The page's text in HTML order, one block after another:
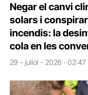
Negar el canvi
solars i
incendis: la
cola en les
29 - juliol - 2026 · 02:47